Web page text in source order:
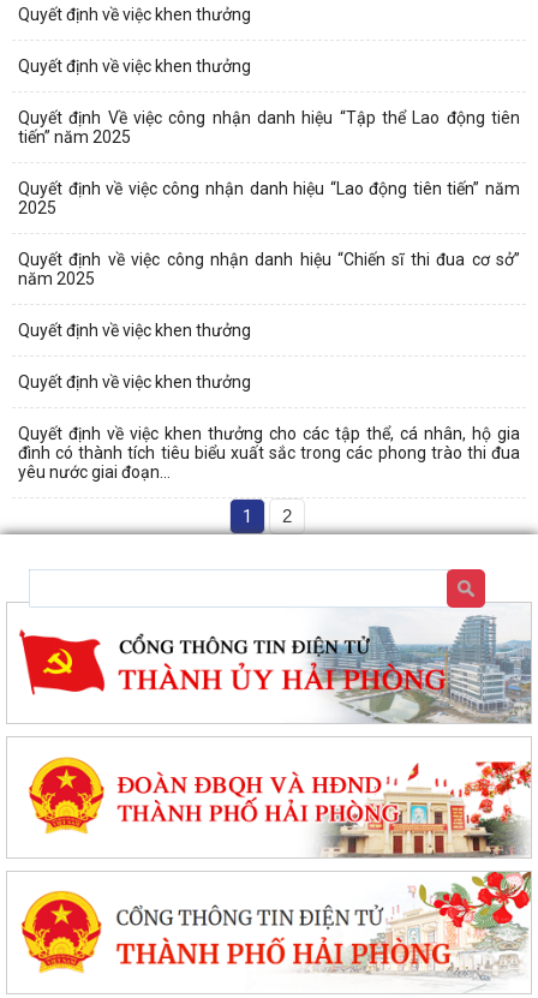
Quyết định về việc khen thưởng
Quyết định về việc khen thưởng
Quyết định Về việc công nhận danh hiệu “Tập thể Lao động tiên
tiến” năm 2025
Quyết định về việc công nhận danh hiệu “Lao động tiên tiến” năm
2025
Quyết định về việc công nhận danh hiệu “Chiến sĩ thi đua cơ sở”
năm 2025
Quyết định về việc khen thưởng
Quyết định về việc khen thưởng
Quyết định về việc khen thưởng cho các tập thể, cá nhân, hộ gia
đình có thành tích tiêu biểu xuất sắc trong các phong trào thi đua
yêu nước giai đoạn...
1 2